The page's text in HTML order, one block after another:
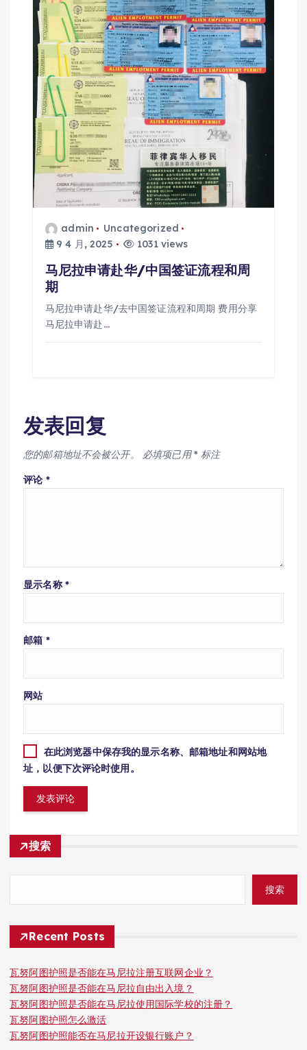
admin
Uncategorized
9 4 月, 2025
1031 views
马尼拉申请赴华/中国签证流程和周
期
马尼拉申请赴华/去中国签证流程和周期 费用分享
马尼拉申请赴…
发表回复
您的邮箱地址不会被公开。 必填项已用* 标注
评论 *
显示名称 *
邮箱 *
网站
在此浏览器中保存我的显示名称、邮箱地址和网站地
址，以便下次评论时使用。
搜索
搜索
Recent Posts
瓦努阿图护照是否能在马尼拉注册互联网企业？
瓦努阿图护照是否能在马尼拉自由出入境？
瓦努阿图护照是否能在马尼拉使用国际学校的注册？
瓦努阿图护照怎么激活
瓦努阿图护照能否在马尼拉开设银行账户？